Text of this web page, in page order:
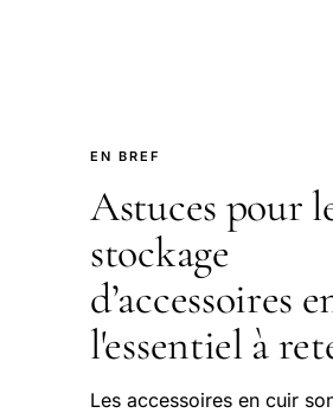
EN BREF
Astuces pour
stockage
d’accessoires
l'essentiel à
Les accessoires en cuir